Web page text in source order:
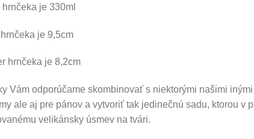
je 330ml
je 9,5cm
hrnčeka je 8,2cm
Vám odporúčame skombinovať s niektorými našimi
ale aj pre pánov a vytvoriť tak jedinečnú sadu, ktorou v
velikánsky úsmev na tvári.